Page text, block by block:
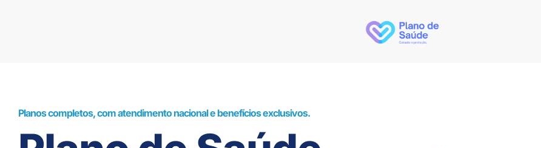
Planos completos, com atendimento nacional e benefícios exclusivos.